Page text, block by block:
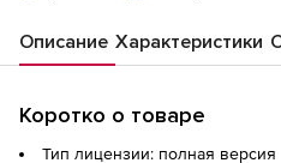
Описание Характеристики
Коротко о товаре
Тип лицензии: полная версия